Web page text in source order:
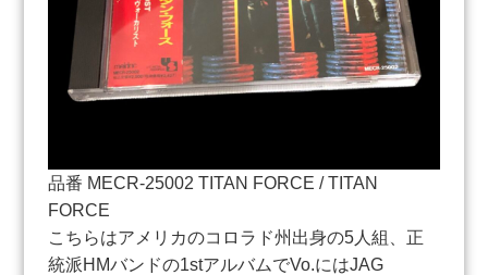
品番 MECR-25002 TITAN FORCE / TITAN
FORCE
こちらはアメリカのコロラド州出身の5人組、正
統派HMバンドの1stアルバムでVo.にはJAG